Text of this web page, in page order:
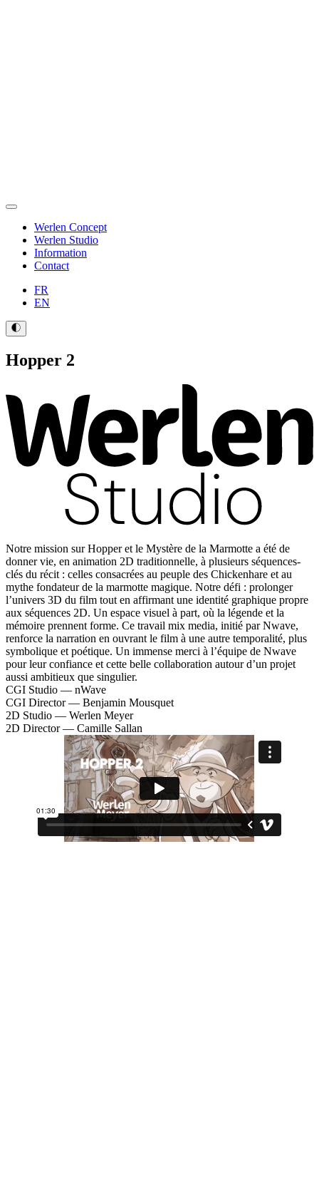
Werlen Concept
Werlen Studio
Information
Contact
FR
EN
Hopper 2
Notre mission sur Hopper et le Mystère de la Marmotte a été de
donner vie, en animation 2D traditionnelle, à plusieurs séquences-
clés du récit : celles consacrées au peuple des Chickenhare et au
mythe fondateur de la marmotte magique. Notre défi : prolonger
l’univers 3D du film tout en affirmant une identité graphique propre
aux séquences 2D. Un espace visuel à part, où la légende et la
mémoire prennent forme. Ce travail mix media, initié par Nwave,
renforce la narration en ouvrant le film à une autre temporalité, plus
symbolique et poétique. Un immense merci à l’équipe de Nwave
pour leur confiance et cette belle collaboration autour d’un projet
aussi ambitieux que singulier.
CGI Studio — nWave
CGI Director — Benjamin Mousquet
2D Studio — Werlen Meyer
2D Director — Camille Sallan